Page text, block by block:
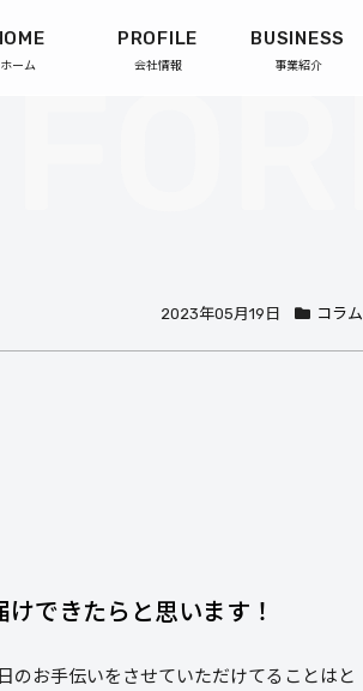
ホーム
PROFILE
会社情報
BUSINESS
事業紹介
2023年05月19日 コラム
できたらと思います！
のお手伝いをさせていただけてることはと